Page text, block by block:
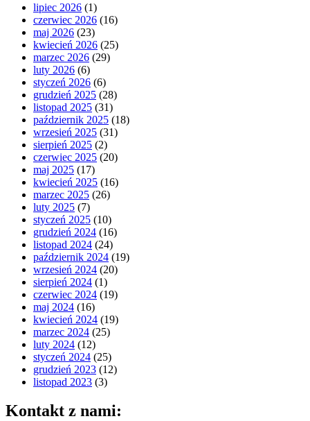
lipiec 2026 (1)
czerwiec 2026 (16)
maj 2026 (23)
kwiecień 2026 (25)
marzec 2026 (29)
luty 2026 (6)
styczeń 2026 (6)
grudzień 2025 (28)
listopad 2025 (31)
październik 2025 (18)
wrzesień 2025 (31)
sierpień 2025 (2)
czerwiec 2025 (20)
maj 2025 (17)
kwiecień 2025 (16)
marzec 2025 (26)
luty 2025 (7)
styczeń 2025 (10)
grudzień 2024 (16)
listopad 2024 (24)
październik 2024 (19)
wrzesień 2024 (20)
sierpień 2024 (1)
czerwiec 2024 (19)
maj 2024 (16)
kwiecień 2024 (19)
marzec 2024 (25)
luty 2024 (12)
styczeń 2024 (25)
grudzień 2023 (12)
listopad 2023 (3)
Kontakt z nami: